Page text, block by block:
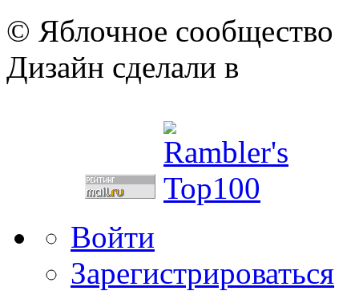
© Яблочное сообщество
Дизайн сделали в
Войти
Зарегистрироваться